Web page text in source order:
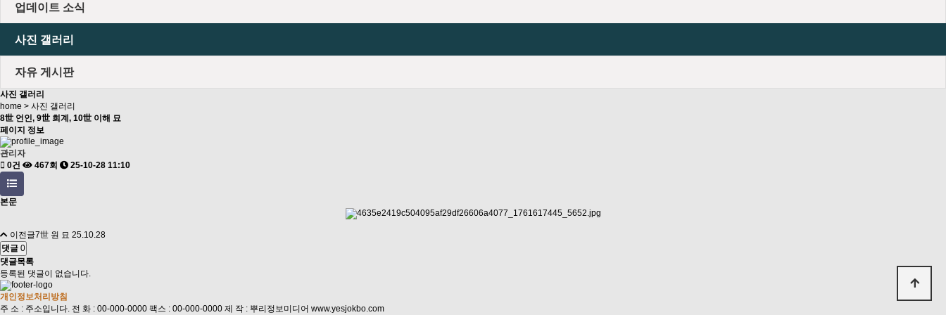
업데이트 소식
사진 갤러리
자유 게시판
사진 갤러리
home > 사진 갤러리
8世 언인, 9世 희계, 10世 이해 묘
페이지 정보
관리자
0건
467회 25-10-28 11:10
본문
이전글7世 원 묘 25.10.28
댓글 0
댓글목록
등록된 댓글이 없습니다.
개인정보처리방침
주 소 : 주소입니다. 전 화 : 00-000-0000 팩스 : 00-000-0000 제 작 : 뿌리정보미디어 www.yesjokbo.com